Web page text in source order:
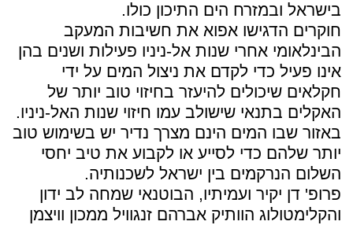
בישראל ובמזרח הים התיכון כולו.
חוקרים הדגישו אפוא את חשיבות המעקב
הבינלאומי אחרי שנות אל-ניניו פעילות ושנים בהן
אינו פעיל כדי לקדם את ניצול המים על ידי
חקלאים שיכולים להיעזר בחיזוי טוב יותר של
האקלים בתנאי שישולב עמו חיזוי שנות האל-ניניו.
באזור שבו המים הינם מצרך נדיר יש בשימוש טוב
יותר שלהם כדי לסייע או לקבוע את טיב יחסי
השלום הנרקמים בין ישראל לשכנותיה.
פרופ' דן יקיר ועמיתיו, הבוטנאי שמחה לב ידון
והקלימטולוג הוותיק אברהם זנגוויל ממכון וויצמן